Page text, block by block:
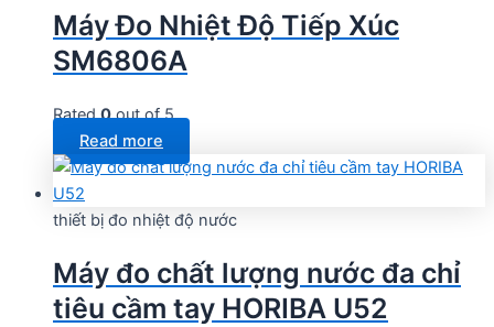
Máy Đo Nhiệt Độ Tiếp Xúc
SM6806A
Rated0out of 5
Read more
thiết bị đo nhiệt độ nước
Máy đo chất lượng nước đa chỉ
tiêu cầm tay HORIBA U52